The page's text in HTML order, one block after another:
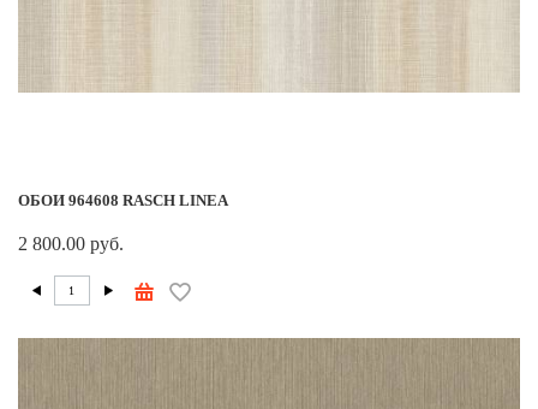
ОБОИ 964608 RASCH LINEA
2 800.00 руб.